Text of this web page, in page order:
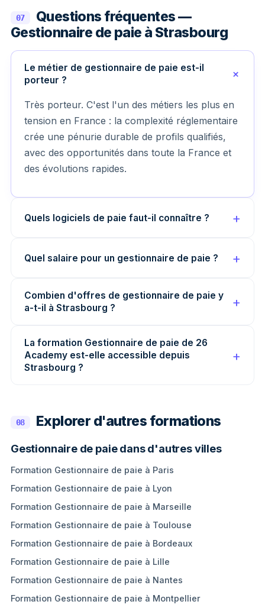
07
Questions fréquentes —
Gestionnaire de paie à Strasbourg
Le métier de gestionnaire de paie est-il
porteur ?
Très porteur. C'est l'un des métiers les plus en
tension en France : la complexité réglementaire
crée une pénurie durable de profils qualifiés,
avec des opportunités dans toute la France et
des évolutions rapides.
Quels logiciels de paie faut-il connaître ?
Quel salaire pour un gestionnaire de paie ?
Combien d'offres de gestionnaire de paie y
a-t-il à Strasbourg ?
La formation Gestionnaire de paie de 26
Academy est-elle accessible depuis
Strasbourg ?
08 Explorer d'autres formations
Gestionnaire de paie dans d'autres villes
Formation Gestionnaire de paie à Paris
Formation Gestionnaire de paie à Lyon
Formation Gestionnaire de paie à Marseille
Formation Gestionnaire de paie à Toulouse
Formation Gestionnaire de paie à Bordeaux
Formation Gestionnaire de paie à Lille
Formation Gestionnaire de paie à Nantes
Formation Gestionnaire de paie à Montpellier